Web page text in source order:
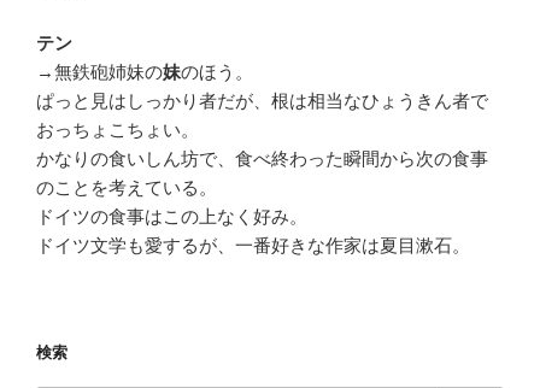
テン
→無鉄砲姉妹の妹のほう。
ぱっと見はしっかり者だが、根は相当なひょうきん者で
おっちょこちょい。
かなりの食いしん坊で、食べ終わった瞬間から次の食事
のことを考えている。
ドイツの食事はこの上なく好み。
ドイツ文学も愛するが、一番好きな作家は夏目漱石。
検索